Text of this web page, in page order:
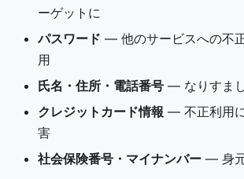
ーゲットに
パスワード — 他のサービスへの不
用
氏名・住所・電話番号 — なりすま
クレジットカード情報 — 不正利用
害
社会保険番号・マイナンバー — 身